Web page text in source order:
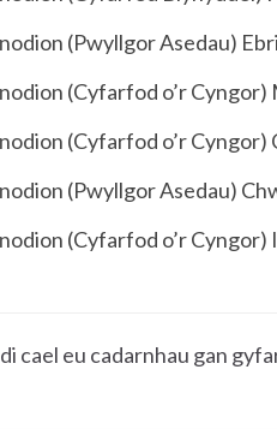
(Pwyllgor Asedau)
(Cyfarfod o’r
(Cyfarfod o’r
(Pwyllgor Asedau)
(Cyfarfod o’r Cyngor)
cael eu cadarnhau gan